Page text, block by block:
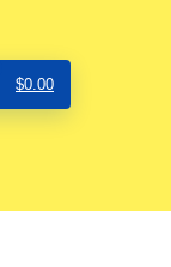
$0.00